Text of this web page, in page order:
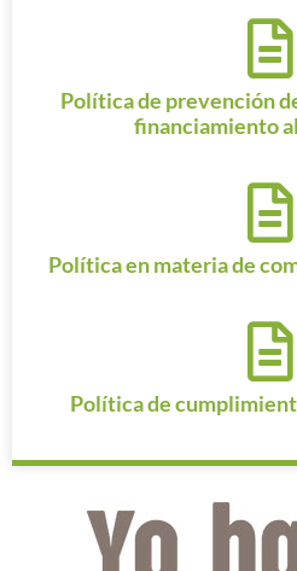
Política de prevención
financiamiento
Política en materia de
Política de